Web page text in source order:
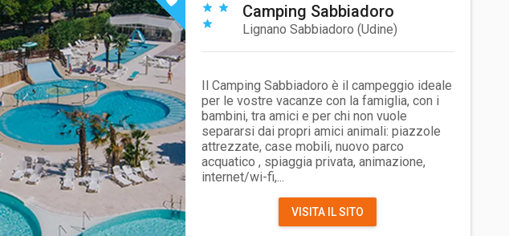
Camping Sabbiadoro
Lignano Sabbiadoro (Udine)
Il Camping Sabbiadoro è il campeggio ideale
per le vostre vacanze con la famiglia, con i
bambini, tra amici e per chi non vuole
separarsi dai propri amici animali: piazzole
attrezzate, case mobili, nuovo parco
acquatico , spiaggia privata, animazione,
internet/wi-fi,...
VISITA IL SITO